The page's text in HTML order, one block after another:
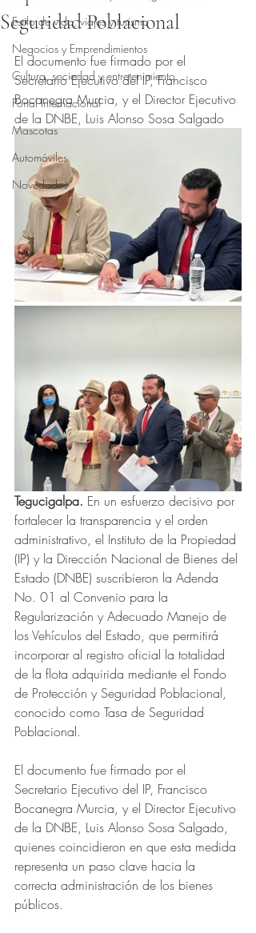
Estilo de vida, viajes y turismo
Negocios y Emprendimientos
Cultura, sociedad y entretenimiento
Portal Internacional
Mascotas
Automóviles
Novedades
Seguridad Poblacional
Obtuvo NaN de 5 estrellas.
El documento fue firmado por el
Secretario Ejecutivo del IP, Francisco
Bocanegra Murcia, y el Director Ejecutivo
de la DNBE, Luis Alonso Sosa Salgado
Tegucigalpa. En un esfuerzo decisivo por
fortalecer la transparencia y el orden
administrativo, el Instituto de la Propiedad
(IP) y la Dirección Nacional de Bienes del
Estado (DNBE) suscribieron la Adenda
No. 01 al Convenio para la
Regularización y Adecuado Manejo de
los Vehículos del Estado, que permitirá
incorporar al registro oficial la totalidad
de la flota adquirida mediante el Fondo
de Protección y Seguridad Poblacional,
conocido como Tasa de Seguridad
Poblacional.
El documento fue firmado por el
Secretario Ejecutivo del IP, Francisco
Bocanegra Murcia, y el Director Ejecutivo
de la DNBE, Luis Alonso Sosa Salgado,
quienes coincidieron en que esta medida
representa un paso clave hacia la
correcta administración de los bienes
públicos.